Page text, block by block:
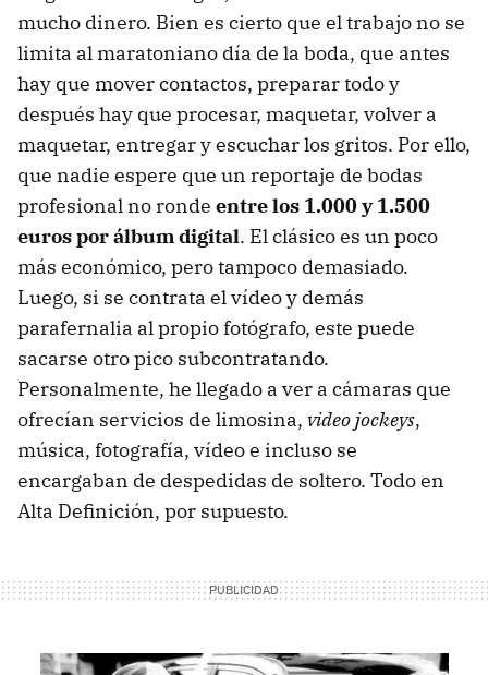
mucho dinero. Bien es cierto que el trabajo no se
limita al maratoniano día de la boda, que antes
hay que mover contactos, preparar todo y
después hay que procesar, maquetar, volver a
maquetar, entregar y escuchar los gritos. Por ello,
que nadie espere que un reportaje de bodas
profesional no ronde entre los 1.000 y 1.500
euros por álbum digital. El clásico es un poco
más económico, pero tampoco demasiado.
Luego, si se contrata el vídeo y demás
parafernalia al propio fotógrafo, este puede
sacarse otro pico subcontratando.
Personalmente, he llegado a ver a cámaras que
ofrecían servicios de limosina, video jockeys,
música, fotografía, vídeo e incluso se
encargaban de despedidas de soltero. Todo en
Alta Definición, por supuesto.